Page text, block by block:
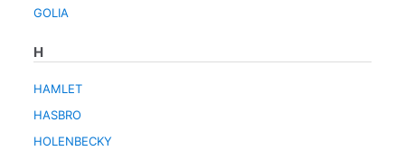
GOLIA
H
HAMLET
HASBRO
HOLENBECKY